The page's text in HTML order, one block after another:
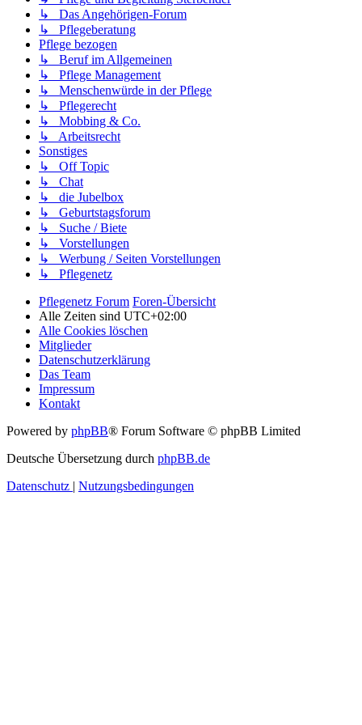
↳ Das Angehörigen-Forum
↳ Pflegeberatung
Pflege bezogen
↳ Beruf im Allgemeinen
↳ Pflege Management
↳ Menschenwürde in der Pflege
↳ Pflegerecht
↳ Mobbing & Co.
↳ Arbeitsrecht
Sonstiges
↳ Off Topic
↳ Chat
↳ die Jubelbox
↳ Geburtstagsforum
↳ Suche / Biete
↳ Vorstellungen
↳ Werbung / Seiten Vorstellungen
↳ Pflegenetz
Pflegenetz Forum Foren-Übersicht
Alle Zeiten sind UTC+02:00
Alle Cookies löschen
Mitglieder
Datenschutzerklärung
Das Team
Impressum
Kontakt
Powered by phpBB® Forum Software © phpBB Limited
Deutsche Übersetzung durch phpBB.de
Datenschutz | Nutzungsbedingungen